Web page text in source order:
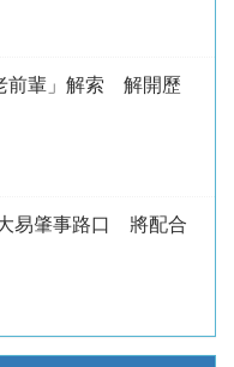
前輩」解索 解開歷
易肇事路口 將配合